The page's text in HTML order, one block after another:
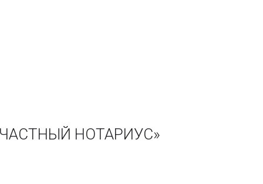
ЧАСТНЫЙ НОТАРИУС»